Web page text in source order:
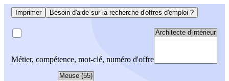
Imprimer Besoin d'aide sur la recherche d'offres d'emploi ?
Métier, compétence, mot-clé, numéro d'offre